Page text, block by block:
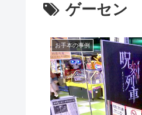
ゲーセン
お手本の事例